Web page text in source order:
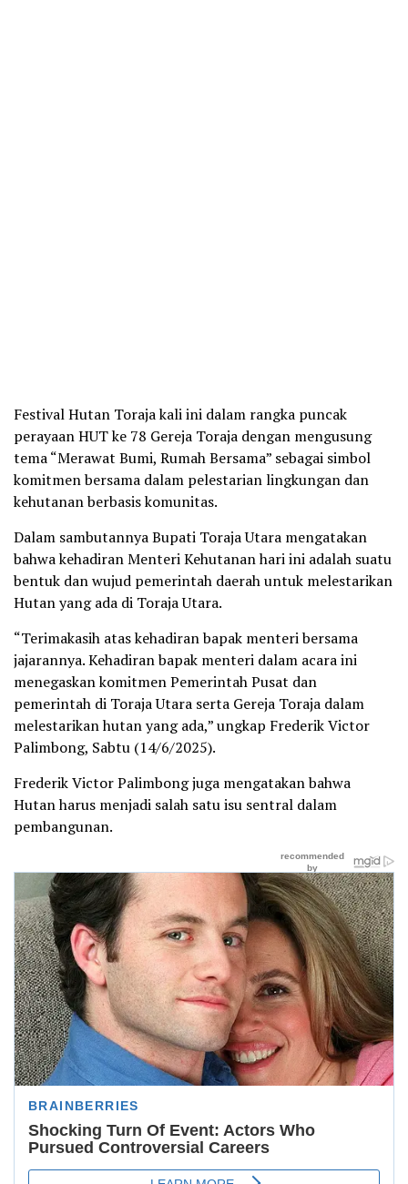
Festival Hutan Toraja kali ini dalam rangka puncak
perayaan HUT ke 78 Gereja Toraja dengan mengusung
tema “Merawat Bumi, Rumah Bersama” sebagai simbol
komitmen bersama dalam pelestarian lingkungan dan
kehutanan berbasis komunitas.
Dalam sambutannya Bupati Toraja Utara mengatakan
bahwa kehadiran Menteri Kehutanan hari ini adalah suatu
bentuk dan wujud pemerintah daerah untuk melestarikan
Hutan yang ada di Toraja Utara.
“Terimakasih atas kehadiran bapak menteri bersama
jajarannya. Kehadiran bapak menteri dalam acara ini
menegaskan komitmen Pemerintah Pusat dan
pemerintah di Toraja Utara serta Gereja Toraja dalam
melestarikan hutan yang ada,” ungkap Frederik Victor
Palimbong, Sabtu (14/6/2025).
Frederik Victor Palimbong juga mengatakan bahwa
Hutan harus menjadi salah satu isu sentral dalam
pembangunan.